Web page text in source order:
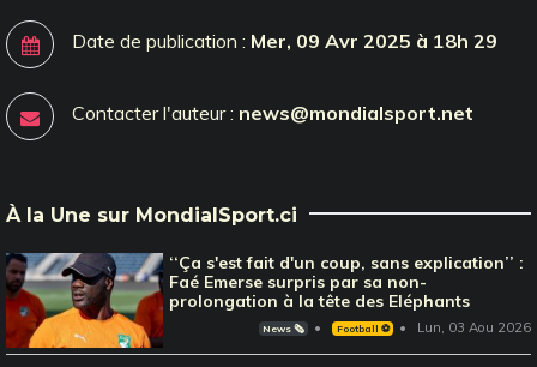
Date de publication : Mer, 09 Avr 2025 à 18h 29
Contacter l'auteur : news@mondialsport.net
À la Une sur MondialSport.ci
‘‘Ça s'est fait d'un coup, sans explication’’ :
Faé Emerse surpris par sa non-
prolongation à la tête des Eléphants
News 🗞️ Football ⚽️ Lun, 03 Aou 2026